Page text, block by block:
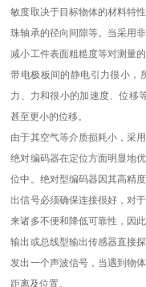
敏度取决于目标物体的材料特
珠轴承的径向间隙等。当采用
减小工件表面粗糙度等对测量
带电极板间的静电引力很小，
力、力和很小的加速度、位移
甚至更小的位移。
由于其空气等介质损耗小，采
绝对编码器在定位方面明显地
位中。绝对型编码器因其高精
出信号必须确保连接很好，对
来诸多不便和降低可靠性，因
输出或总线型输出传感器直接
发出一个声波信号，当遇到物
距离及位置。